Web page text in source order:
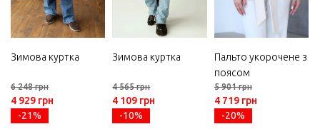
Зимова куртка
6 248 грн
4 929 грн
-21%
Зимова куртка
4 565 грн
4 109 грн
-10%
Пальто укорочене з
поясом
5 901 грн
4 719 грн
-20%